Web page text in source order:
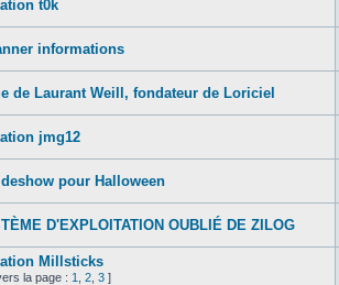
t0k
informations
de Laurant Weill, fondateur de Loriciel
jmg12
pour Halloween
D'EXPLOITATION OUBLIÉ DE ZILOG
Millsticks
la page : 1 2 3 ]